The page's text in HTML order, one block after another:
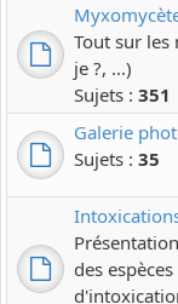
Tout sur
je ?, ...)
Sujets : 351
Galerie
Sujets : 35
des